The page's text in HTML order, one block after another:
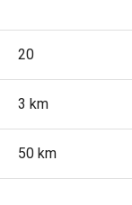
20
3 km
50 km